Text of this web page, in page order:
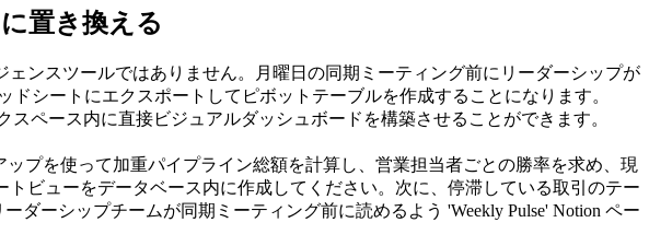
置き換える
ンスツールではありません。月曜日の同期ミーティング前にリーダーシップが
シートにエクスポートしてピボットテーブルを作成することになります。
ペース内に直接ビジュアルダッシュボードを構築させることができます。
ップを使って加重パイプライン総額を計算し、営業担当者ごとの勝率を求め、現
ビューをデータベース内に作成してください。次に、停滞している取引のテー
ーシップチームが同期ミーティング前に読めるよう 'Weekly Pulse' Notion ペー